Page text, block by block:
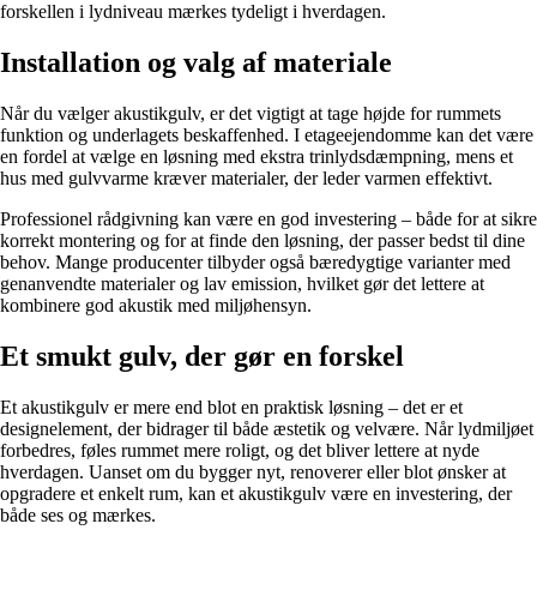
forskellen i lydniveau mærkes tydeligt i hverdagen.
Installation og valg af materiale
Når du vælger akustikgulv, er det vigtigt at tage højde for rummets
funktion og underlagets beskaffenhed. I etageejendomme kan det være
en fordel at vælge en løsning med ekstra trinlydsdæmpning, mens et
hus med gulvvarme kræver materialer, der leder varmen effektivt.
Professionel rådgivning kan være en god investering – både for at sikre
korrekt montering og for at finde den løsning, der passer bedst til dine
behov. Mange producenter tilbyder også bæredygtige varianter med
genanvendte materialer og lav emission, hvilket gør det lettere at
kombinere god akustik med miljøhensyn.
Et smukt gulv, der gør en forskel
Et akustikgulv er mere end blot en praktisk løsning – det er et
designelement, der bidrager til både æstetik og velvære. Når lydmiljøet
forbedres, føles rummet mere roligt, og det bliver lettere at nyde
hverdagen. Uanset om du bygger nyt, renoverer eller blot ønsker at
opgradere et enkelt rum, kan et akustikgulv være en investering, der
både ses og mærkes.